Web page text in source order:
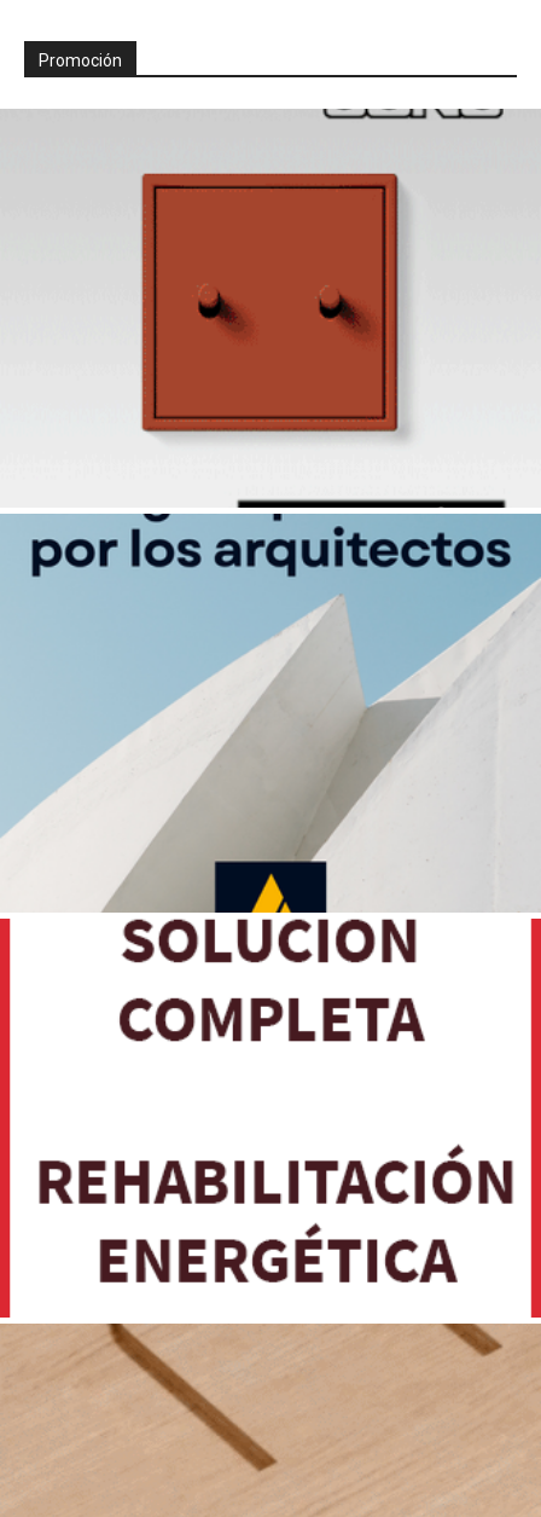
Promoción